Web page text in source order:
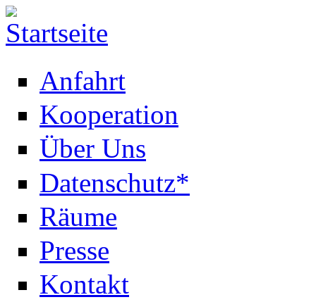
Anfahrt
Kooperation
Über Uns
Datenschutz*
Räume
Presse
Kontakt